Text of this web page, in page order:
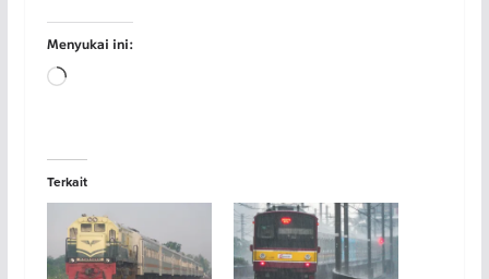
Menyukai ini:
Memuat...
Terkait